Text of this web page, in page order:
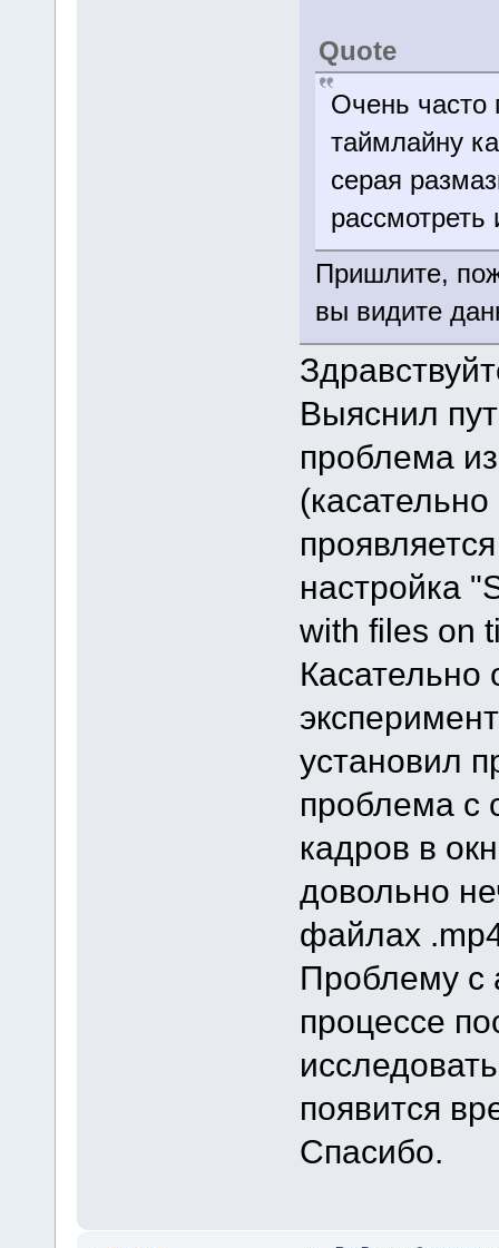
Quote
Очень часто
таймлайну
серая
рассмотреть
Пришлите,
вы видите
Выяснил
проблема
настройка
with files on
Касательно
установил
проблема с
кадров в
довольно
файлах
Проблему с
процессе
появится
Спасибо.